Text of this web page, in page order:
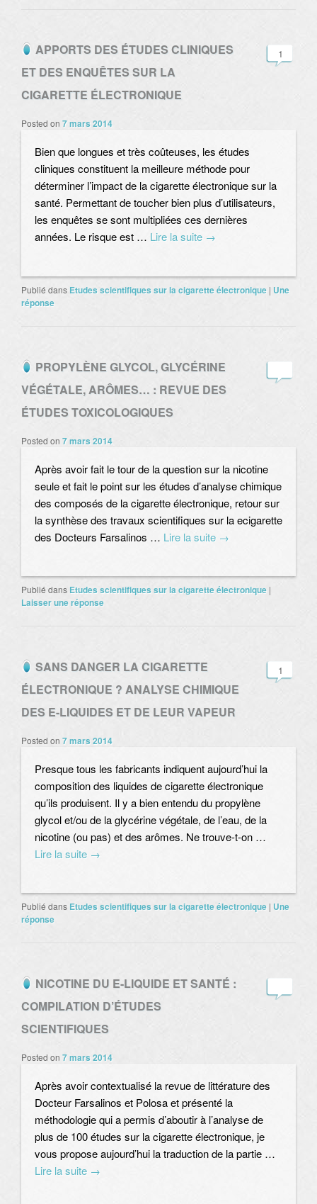
APPORTS DES ÉTUDES CLINIQUES
ET DES ENQUÊTES SUR LA
CIGARETTE ÉLECTRONIQUE
Posted on 7 mars 2014
1
Bien que longues et très coûteuses, les études
cliniques constituent la meilleure méthode pour
déterminer l’impact de la cigarette électronique sur la
santé. Permettant de toucher bien plus d’utilisateurs,
les enquêtes se sont multipliées ces dernières
années. Le risque est … Lire la suite →
Publié dans Etudes scientifiques sur la cigarette électronique | Une
réponse
PROPYLÈNE GLYCOL, GLYCÉRINE
VÉGÉTALE, ARÔMES… : REVUE DES
ÉTUDES TOXICOLOGIQUES
Posted on 7 mars 2014
Après avoir fait le tour de la question sur la nicotine
seule et fait le point sur les études d’analyse chimique
des composés de la cigarette électronique, retour sur
la synthèse des travaux scientifiques sur la ecigarette
des Docteurs Farsalinos … Lire la suite →
Publié dans Etudes scientifiques sur la cigarette électronique |
Laisser une réponse
SANS DANGER LA CIGARETTE
ÉLECTRONIQUE ? ANALYSE CHIMIQUE
DES E-LIQUIDES ET DE LEUR VAPEUR
Posted on 7 mars 2014
1
Presque tous les fabricants indiquent aujourd’hui la
composition des liquides de cigarette électronique
qu’ils produisent. Il y a bien entendu du propylène
glycol et/ou de la glycérine végétale, de l’eau, de la
nicotine (ou pas) et des arômes. Ne trouve-t-on …
Lire la suite →
Publié dans Etudes scientifiques sur la cigarette électronique | Une
réponse
NICOTINE DU E-LIQUIDE ET SANTÉ :
COMPILATION D’ÉTUDES
SCIENTIFIQUES
Posted on 7 mars 2014
Après avoir contextualisé la revue de littérature des
Docteur Farsalinos et Polosa et présenté la
méthodologie qui a permis d’aboutir à l’analyse de
plus de 100 études sur la cigarette électronique, je
vous propose aujourd’hui la traduction de la partie …
Lire la suite →